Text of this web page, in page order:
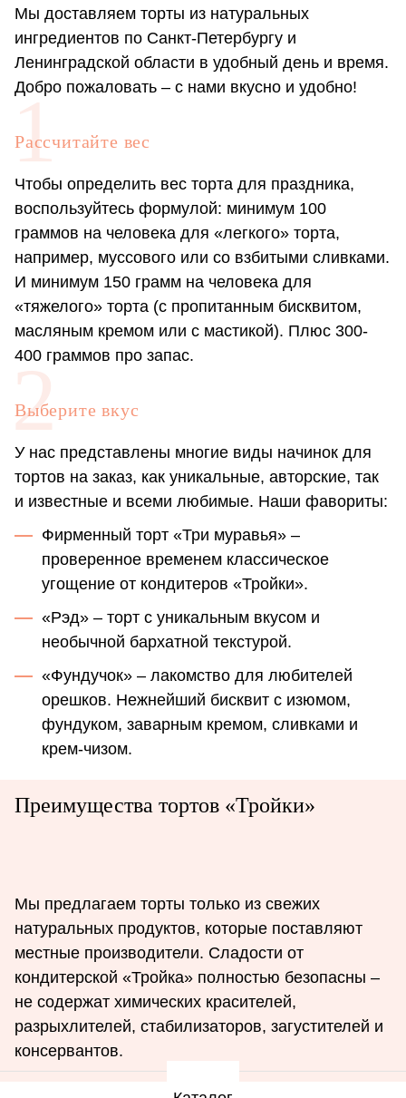
Мы доставляем торты из натуральных
ингредиентов по Санкт-Петербургу и
Ленинградской области в удобный день и время.
Добро пожаловать – с нами вкусно и удобно!
Рассчитайте вес
Чтобы определить вес торта для праздника,
воспользуйтесь формулой: минимум 100
граммов на человека для «легкого» торта,
например, муссового или со взбитыми сливками.
И минимум 150 грамм на человека для
«тяжелого» торта (с пропитанным бисквитом,
масляным кремом или с мастикой). Плюс 300-
400 граммов про запас.
Выберите вкус
У нас представлены многие виды начинок для
тортов на заказ, как уникальные, авторские, так
и известные и всеми любимые. Наши фавориты:
Фирменный торт «Три муравья» –
проверенное временем классическое
угощение от кондитеров «Тройки».
«Рэд» – торт с уникальным вкусом и
необычной бархатной текстурой.
«Фундучок» – лакомство для любителей
орешков. Нежнейший бисквит с изюмом,
фундуком, заварным кремом, сливками и
крем-чизом.
Преимущества тортов «Тройки»
Мы предлагаем торты только из свежих
натуральных продуктов, которые поставляют
местные производители. Сладости от
кондитерской «Тройка» полностью безопасны –
не содержат химических красителей,
разрыхлителей, стабилизаторов, загустителей и
консервантов.